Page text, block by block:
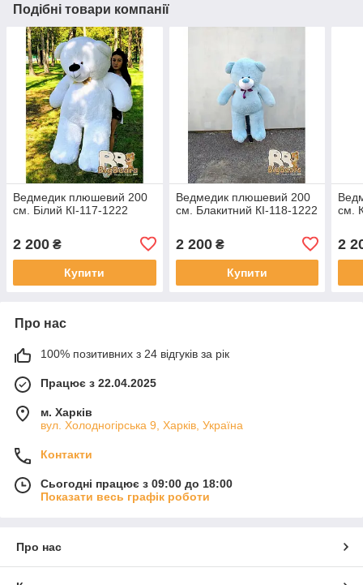
Подібні товари компанії
Ведмедик плюшевий 200
см. Білий КІ-117-1222
2 200 ₴
Купити
Ведмедик плюшевий 200
см. Блакитний КІ-118-1222
2 200₴
Купити
см.
2
Про нас
100% позитивних з 24 відгуків за рік
Працює з 22.04.2025
м. Харків
вул. Холодногірська 9, Харків, Україна
Контакти
Сьогодні працює з 09:00 до 18:00
Показати весь графік роботи
Про нас